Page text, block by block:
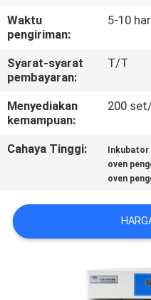
HUBUNGI
KAMI
PERMINTAAN
PENAWARAN
SITEMAP
PRIVACY
POLICY
Waktu
pengiriman:
5-10
Syarat-syarat
pembayaran:
T/T
Menyediakan
kemampuan:
200
Cahaya Tinggi:
oven
oven